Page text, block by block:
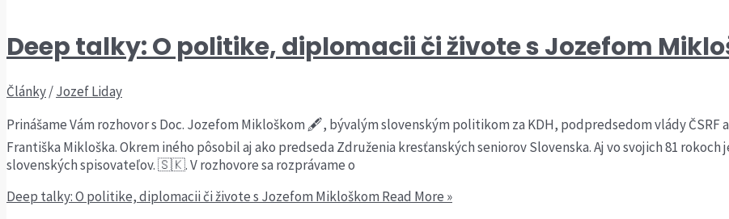
Deep talky: O politike, diplomacii či živote s Jozefom
Články/Jozef Liday
Prinášame Vám rozhovor s Doc. Jozefom Mikloškom 🖋, bývalým slovenským politikom za KDH, podpredsedom vlády ČSRF
Františka Mikloška. Okrem iného pôsobil aj ako predseda Združenia kresťanských seniorov Slovenska. Aj vo svojich 81
slovenských spisovateľov. 🇸🇰. V rozhovore sa rozprávame o
Deep talky: O politike, diplomacii či živote s Jozefom Mikloškom Read More »